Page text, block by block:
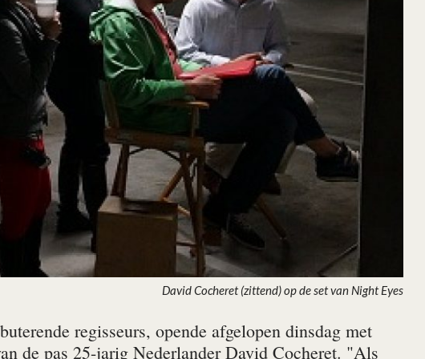
David Cocheret (zittend) op de set van Night Eyes
regisseurs, opende afgelopen dinsdag met
de pas 25-jarig Nederlander David Cocheret. "Als